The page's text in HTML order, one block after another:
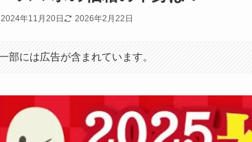
2024年11月20日 2026年2月22日
部には広告が含まれています。